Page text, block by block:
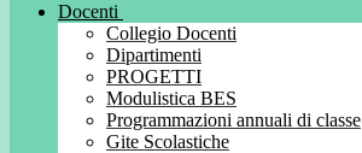
Docenti
Collegio Docenti
Dipartimenti
PROGETTI
Modulistica BES
Programmazioni annuali di classe
Gite Scolastiche